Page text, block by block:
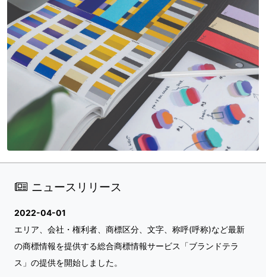
ニュースリリース
2022-04-01
エリア、会社・権利者、商標区分、文字、称呼(呼称)など最新
の商標情報を提供する総合商標情報サービス「ブランドテラ
ス」の提供を開始しました。